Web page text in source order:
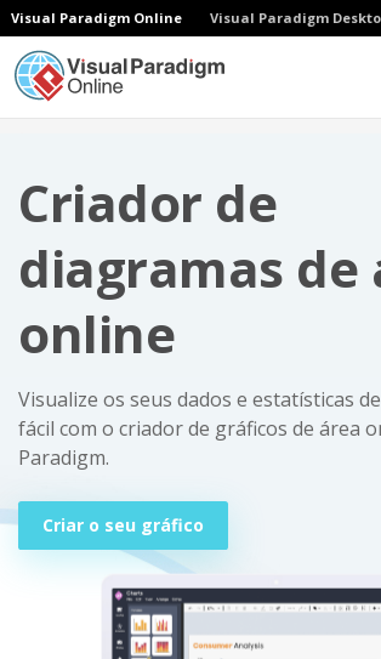
Visual Paradigm Online Visual Paradigm
Criador de
diagramas de
online
Visualize os seus dados e estatísticas
fácil com o criador de gráficos de área
Paradigm.
Criar o seu gráfico